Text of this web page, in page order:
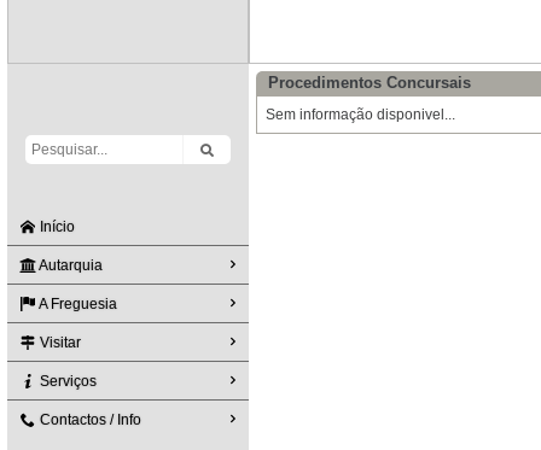
Início
Autarquia
A Freguesia
Visitar
Serviços
Contactos / Info
Procedimentos Concursais
Sem informação disponivel...